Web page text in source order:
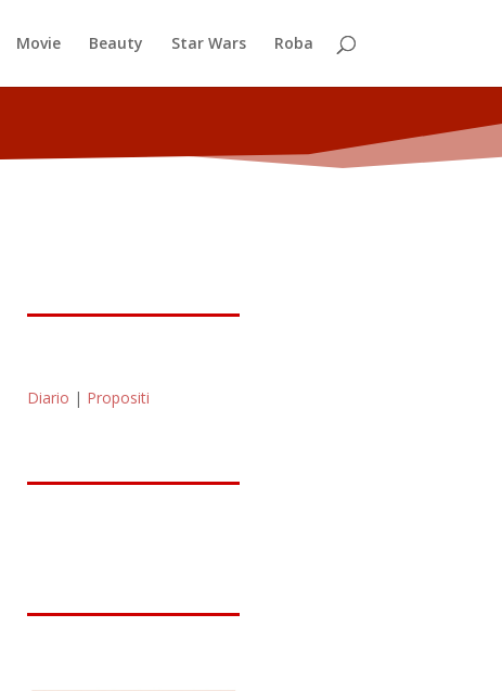
Movie Beauty Star Wars Roba
Diario | Propositi